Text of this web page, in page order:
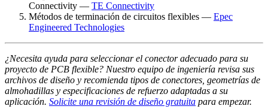
Connectivity — TE Connectivity
Métodos de terminación de circuitos flexibles — Epec
Engineered Technologies
¿Necesita ayuda para seleccionar el conector adecuado para su
proyecto de PCB flexible? Nuestro equipo de ingeniería revisa sus
archivos de diseño y recomienda tipos de conectores, geometrías de
almohadillas y especificaciones de refuerzo adaptadas a su
aplicación. Solicite una revisión de diseño gratuita para empezar.